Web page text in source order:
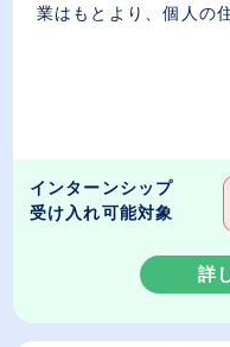
業はもとより、個人の
インターンシップ
受け入れ可能対象
詳